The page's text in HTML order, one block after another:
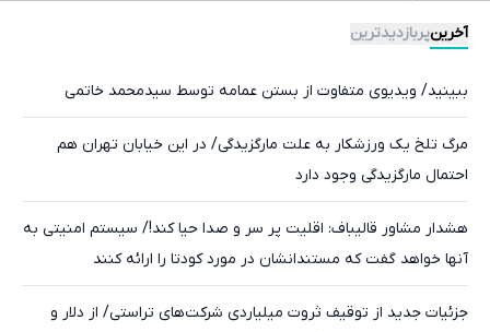
آخرینپربازدیدترین
ببینید/ ویدیوی متفاوت از بستن عمامه توسط سیدمحمد خاتمی
مرگ تلخ یک ورزشکار به علت مارگزیدگی/ در این خیابان تهران هم
احتمال مارگزیدگی وجود دارد
هشدار مشاور قالیباف: اقلیت پر سر و صدا حیا کند!/ سیستم امنیتی به
آنها خواهد گفت که مستندانشان در مورد کودتا را ارائه کنند
جزئیات جدید از توقیف ثروت میلیاردی شرکت‌های تراستی/ از دلار و